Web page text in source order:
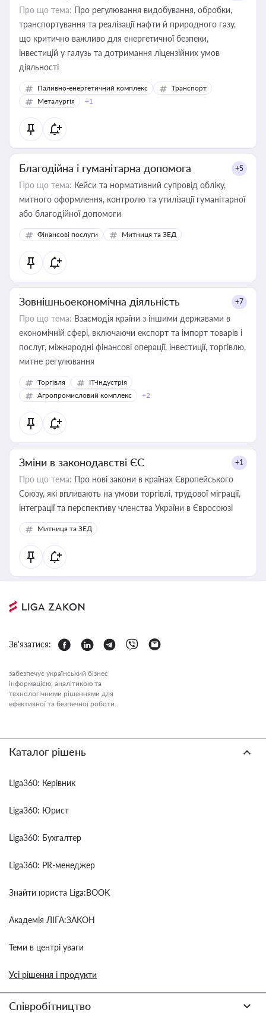
Про що тема: Про регулювання видобування, обробки,
транспортування та реалізації нафти й природного газу,
що критично важливо для енергетичної безпеки,
інвестицій у галузь та дотримання ліцензійних умов
діяльності
Паливно-енергетичний комплекс
Транспорт
Металургія
+1
Благодійна і гуманітарна допомога +5
Про що тема: Кейси та нормативний супровід обліку,
митного оформлення, контролю та утилізації гуманітарної
або благодійної допомоги
Фінансові послуги Митниця та ЗЕД
Зовнішньоекономічна діяльність +7
Про що тема: Взаємодія країни з іншими державами в
економічній сфері, включаючи експорт та імпорт товарів і
послуг, міжнародні фінансові операції, інвестиції, торгівлю,
митне регулювання
Торгівля
IT-індустрія
Агропромисловий комплекс
+2
Зміни в законодавстві ЄС +1
Про що тема: Про нові закони в країнах Європейського
Союзу, які впливають на умови торгівлі, трудової міграції,
інтеграції та перспективу членства України в Євросоюзі
Митниця та ЗЕД
Зв'язатися:
забезпечує український бізнес
інформацією, аналітикою та
технологічними рішеннями для
ефективної та безпечної роботи.
Каталог рішень
Liga360: Керівник
Liga360: Юрист
Liga360: Бухгалтер
Liga360: PR-менеджер
Знайти юриста Liga:BOOK
Академія ЛІГА:ЗАКОН
Теми в центрі уваги
Усі рішення і продукти
Співробітництво